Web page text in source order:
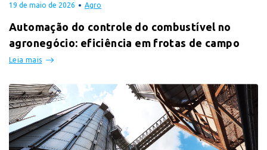
19 de maio de 2026 Agro
Automação do controle do combustível no
agronegócio: eficiência em frotas de campo
Leia mais